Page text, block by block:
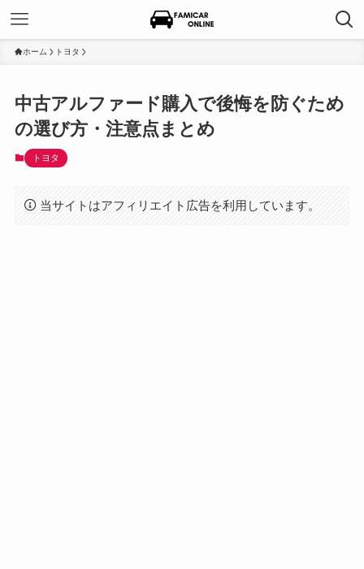
ホーム トヨタ
中古アルファード購入で後悔を防ぐため
の選び方・注意点まとめ
トヨタ
当サイトはアフィリエイト広告を利用しています。